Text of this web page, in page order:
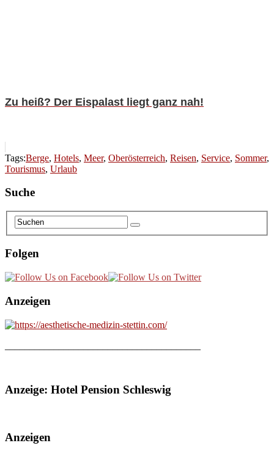
Zu heiß? Der Eispalast liegt ganz nah!
Tags:Berge, Hotels, Meer, Oberösterreich, Reisen, Service, Sommer,
Tourismus, Urlaub
Suche
Folgen
Anzeigen
Anzeige: Hotel Pension Schleswig
Anzeigen